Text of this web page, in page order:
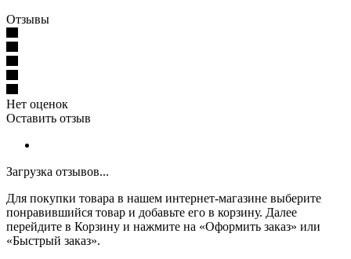
Отзывы
Нет оценок
Оставить отзыв
Загрузка отзывов...
Для покупки товара в нашем интернет-магазине выберите
понравившийся товар и добавьте его в корзину. Далее
перейдите в Корзину и нажмите на «Оформить заказ» или
«Быстрый заказ».